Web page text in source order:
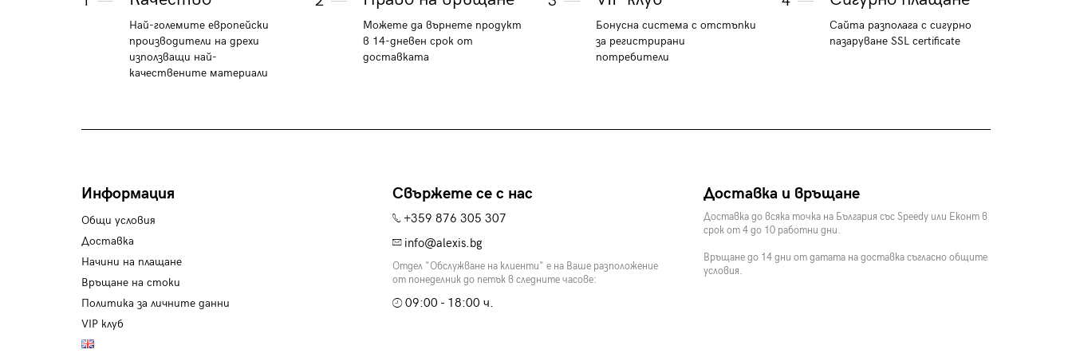
Най-големите европейски
производители на дрехи
използващи най-
качествените материали
Можете да върнете продукт
в 14-дневен срок от
доставката
Бонусна система с отстъпки
за регистрирани
потребители
Сайта разполага с сигурно
пазаруване SSL certificate
Информация
Общи условия
Доставка
Начини на плащане
Връщане на стоки
Политика за личните данни
VIP клуб
Свържете се с нас
+359 876 305 307
info@alexis.bg
Отдел "Обслужване на клиенти" е на Ваше разположение
от понеделник до петък в следните часове:
09:00 - 18:00 ч.
Доставка и връщане
Доставка до всяка точка на България със Speedy или Еконт в
срок от 4 до 10 работни дни.
Връщане до 14 дни от датата на доставка съгласно общите
условия.